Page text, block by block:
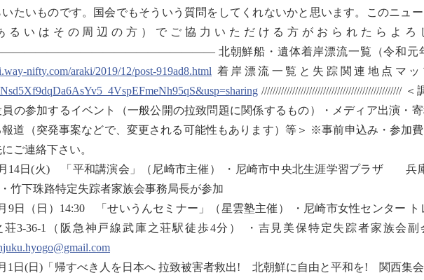
いたいものです。国会でもそういう質問をしてくれないかと思います。このニュ
るいはその周辺の方）でご協力いただける方がおられたらよろ
北朝鮮船・遺体着岸漂流一覧（令和元年12
nifty.com/araki/2019/12/post-919ad8.html 着岸漂流一覧と失踪関連地点マッ
//////////////////////////////////////////////////
員の参加するイベント（一般公開の拉致問題に関係するもの）・メディア出演・
報道（突発事案などで、変更される可能性もあります）等＞ ※事前申込み・参加
ご連絡下さい。
14日(火) 「平和講演会」（尼崎市主催） ・尼崎市中央北生涯学習プラザ 兵
・竹下珠路特定失踪者家族会事務局長が参加
9日（日）14:30 「せいうんセミナー」（星雲塾主催） ・尼崎市女性センター ト
荘3-36-1（阪急神戸線武庫之荘駅徒歩4分） ・吉見美保特定失踪者家族会副
1日(日)「帰すべき人を日本へ 拉致被害者救出! 北朝鮮に自由と平和を! 関西集